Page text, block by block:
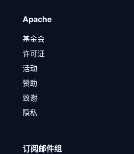
Apache
基金会
许可证
活动
赞助
致谢
隐私
订阅邮件组